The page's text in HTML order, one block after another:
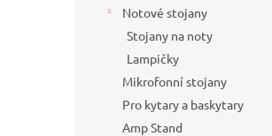
Notové stojany
Stojany na noty
Lampičky
Mikrofonní stojany
Pro kytary a baskytary
Amp Stand